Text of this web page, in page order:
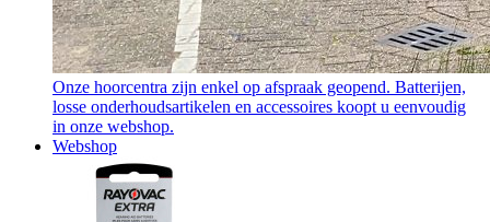
Onze hoorcentra zijn enkel op afspraak geopend. Batterijen,
losse onderhoudsartikelen en accessoires koopt u eenvoudig
in onze webshop.
Webshop